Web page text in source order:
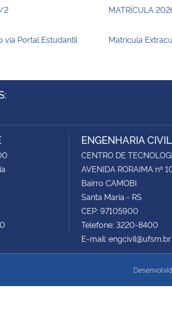
2 MATRÍCULA
via Portal Estudantil Matricula
ENGENHARIA CIVIL
CENTRO DE
AVENIDA RORAIMA nº
Bairro CAMOBI
Santa Maria - RS
CEP: 97105900
Telefone: 3220-8400
E-mail: engcivil@ufsm.br